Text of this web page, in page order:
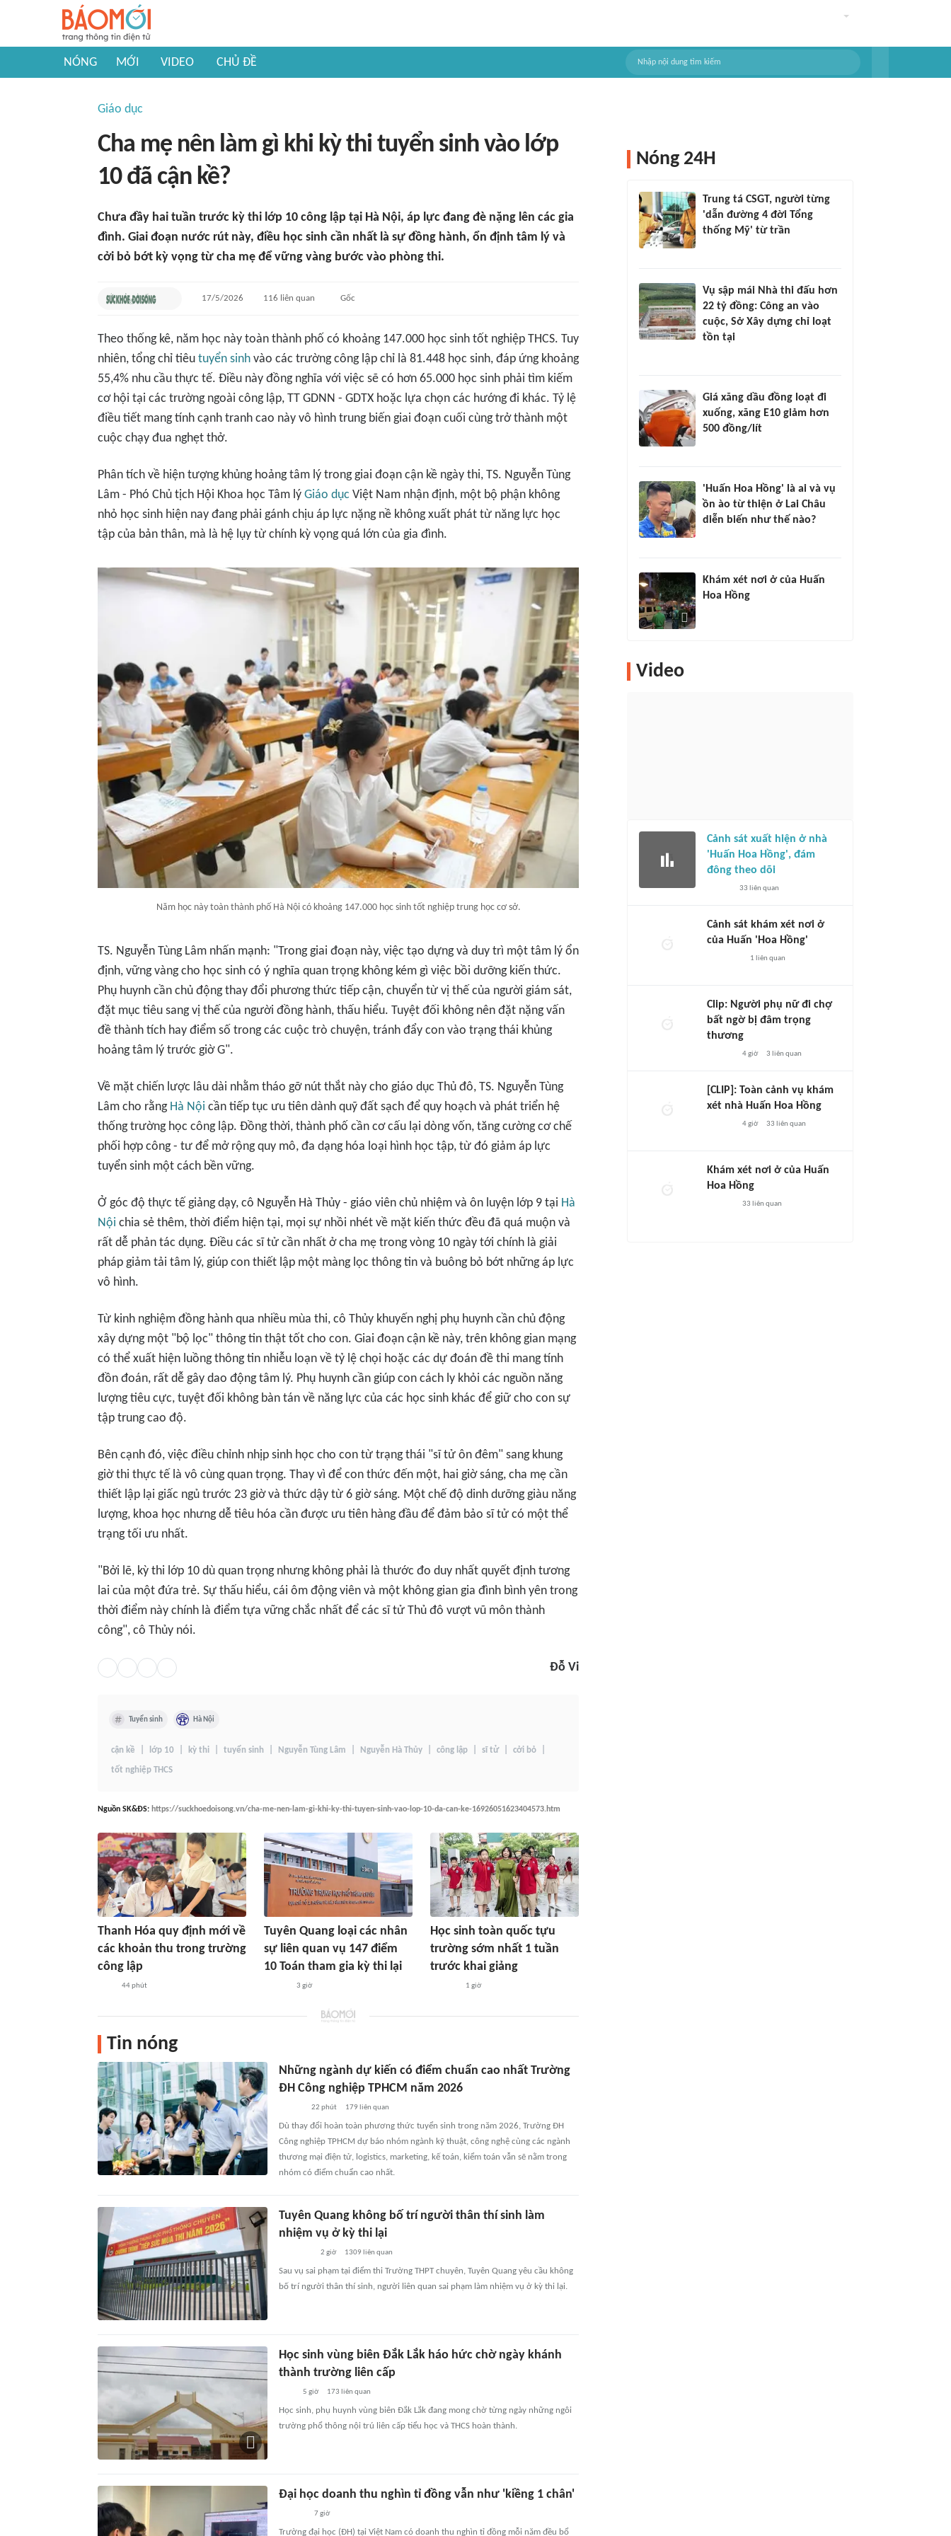
NÓNG MỚI VIDEO CHỦ ĐỀ
Giáo dục
Cha mẹ nên làm gì khi kỳ thi tuyển sinh vào lớp
10 đã cận kề?
Chưa đầy hai tuần trước kỳ thi lớp 10 công lập tại Hà Nội, áp lực đang đè nặng lên các gia
đình. Giai đoạn nước rút này, điều học sinh cần nhất là sự đồng hành, ổn định tâm lý và
cởi bỏ bớt kỳ vọng từ cha mẹ để vững vàng bước vào phòng thi.
17/5/2026 116 liên quan Gốc
Theo thống kê, năm học này toàn thành phố có khoảng 147.000 học sinh tốt nghiệp THCS. Tuy
nhiên, tổng chỉ tiêu tuyển sinh vào các trường công lập chỉ là 81.448 học sinh, đáp ứng khoảng
55,4% nhu cầu thực tế. Điều này đồng nghĩa với việc sẽ có hơn 65.000 học sinh phải tìm kiếm
cơ hội tại các trường ngoài công lập, TT GDNN - GDTX hoặc lựa chọn các hướng đi khác. Tỷ lệ
điều tiết mang tính cạnh tranh cao này vô hình trung biến giai đoạn cuối cùng trở thành một
cuộc chạy đua nghẹt thở.
Phân tích về hiện tượng khủng hoảng tâm lý trong giai đoạn cận kề ngày thi, TS. Nguyễn Tùng
Lâm - Phó Chủ tịch Hội Khoa học Tâm lý Giáo dục Việt Nam nhận định, một bộ phận không
nhỏ học sinh hiện nay đang phải gánh chịu áp lực nặng nề không xuất phát từ năng lực học
tập của bản thân, mà là hệ lụy từ chính kỳ vọng quá lớn của gia đình.
Năm học này toàn thành phố Hà Nội có khoảng 147.000 học sinh tốt nghiệp trung học cơ sở.
TS. Nguyễn Tùng Lâm nhấn mạnh: "Trong giai đoạn này, việc tạo dựng và duy trì một tâm lý ổn
định, vững vàng cho học sinh có ý nghĩa quan trọng không kém gì việc bồi dưỡng kiến thức.
Phụ huynh cần chủ động thay đổi phương thức tiếp cận, chuyển từ vị thế của người giám sát,
đặt mục tiêu sang vị thế của người đồng hành, thấu hiểu. Tuyệt đối không nên đặt nặng vấn
đề thành tích hay điểm số trong các cuộc trò chuyện, tránh đẩy con vào trạng thái khủng
hoảng tâm lý trước giờ G".
Về mặt chiến lược lâu dài nhằm tháo gỡ nút thắt này cho giáo dục Thủ đô, TS. Nguyễn Tùng
Lâm cho rằng Hà Nội cần tiếp tục ưu tiên dành quỹ đất sạch để quy hoạch và phát triển hệ
thống trường học công lập. Đồng thời, thành phố cần cơ cấu lại dòng vốn, tăng cường cơ chế
phối hợp công - tư để mở rộng quy mô, đa dạng hóa loại hình học tập, từ đó giảm áp lực
tuyển sinh một cách bền vững.
Ở góc độ thực tế giảng dạy, cô Nguyễn Hà Thủy - giáo viên chủ nhiệm và ôn luyện lớp 9 tại Hà
Nội chia sẻ thêm, thời điểm hiện tại, mọi sự nhồi nhét về mặt kiến thức đều đã quá muộn và
rất dễ phản tác dụng. Điều các sĩ tử cần nhất ở cha mẹ trong vòng 10 ngày tới chính là giải
pháp giảm tải tâm lý, giúp con thiết lập một màng lọc thông tin và buông bỏ bớt những áp lực
vô hình.
Từ kinh nghiệm đồng hành qua nhiều mùa thi, cô Thủy khuyến nghị phụ huynh cần chủ động
xây dựng một "bộ lọc" thông tin thật tốt cho con. Giai đoạn cận kề này, trên không gian mạng
có thể xuất hiện luồng thông tin nhiễu loạn về tỷ lệ chọi hoặc các dự đoán đề thi mang tính
đồn đoán, rất dễ gây dao động tâm lý. Phụ huynh cần giúp con cách ly khỏi các nguồn năng
lượng tiêu cực, tuyệt đối không bàn tán về năng lực của các học sinh khác để giữ cho con sự
tập trung cao độ.
Bên cạnh đó, việc điều chỉnh nhịp sinh học cho con từ trạng thái "sĩ tử ôn đêm" sang khung
giờ thi thực tế là vô cùng quan trọng. Thay vì để con thức đến một, hai giờ sáng, cha mẹ cần
thiết lập lại giấc ngủ trước 23 giờ và thức dậy từ 6 giờ sáng. Một chế độ dinh dưỡng giàu năng
lượng, khoa học nhưng dễ tiêu hóa cần được ưu tiên hàng đầu để đảm bảo sĩ tử có một thể
trạng tối ưu nhất.
"Bởi lẽ, kỳ thi lớp 10 dù quan trọng nhưng không phải là thước đo duy nhất quyết định tương
lai của một đứa trẻ. Sự thấu hiểu, cái ôm động viên và một không gian gia đình bình yên trong
thời điểm này chính là điểm tựa vững chắc nhất để các sĩ tử Thủ đô vượt vũ môn thành
công", cô Thủy nói.
Đỗ Vi
Tuyển sinh Hà Nội
cận kề lớp 10 kỳ thi tuyển sinh Nguyễn Tùng Lâm Nguyễn Hà Thủy công lập sĩ tử cởi bỏ
tốt nghiệp THCS
Nguồn SK&ĐS: https://suckhoedoisong.vn/cha-me-nen-lam-gi-khi-ky-thi-tuyen-sinh-vao-lop-10-da-can-ke-16926051623404573.htm
Thanh Hóa quy định mới về
các khoản thu trong trường
công lập
44 phút
Tuyên Quang loại các nhân
sự liên quan vụ 147 điểm
10 Toán tham gia kỳ thi lại
3 giờ
Học sinh toàn quốc tựu
trường sớm nhất 1 tuần
trước khai giảng
1 giờ
Tin nóng
Những ngành dự kiến có điểm chuẩn cao nhất Trường
ĐH Công nghiệp TPHCM năm 2026
22 phút 179 liên quan
Dù thay đổi hoàn toàn phương thức tuyển sinh trong năm 2026, Trường ĐH
Công nghiệp TPHCM dự báo nhóm ngành kỹ thuật, công nghệ cùng các ngành
thương mại điện tử, logistics, marketing, kế toán, kiểm toán vẫn sẽ nằm trong
nhóm có điểm chuẩn cao nhất.
Tuyên Quang không bố trí người thân thí sinh làm
nhiệm vụ ở kỳ thi lại
2 giờ 1309 liên quan
Sau vụ sai phạm tại điểm thi Trường THPT chuyên, Tuyên Quang yêu cầu không
bố trí người thân thí sinh, người liên quan sai phạm làm nhiệm vụ ở kỳ thi lại.
Học sinh vùng biên Đắk Lắk háo hức chờ ngày khánh
thành trường liên cấp
5 giờ 173 liên quan
Học sinh, phụ huynh vùng biên Đắk Lắk đang mong chờ từng ngày những ngôi
trường phổ thông nội trú liên cấp tiểu học và THCS hoàn thành.
Đại học doanh thu nghìn tỉ đồng vẫn như 'kiềng 1 chân'
7 giờ
Trường đại học (ĐH) tại Việt Nam có doanh thu nghìn tỉ đồng mỗi năm đều bổ
Nóng 24H
Trung tá CSGT, người từng
'dẫn đường 4 đời Tổng
thống Mỹ' từ trần
Vụ sập mái Nhà thi đấu hơn
22 tỷ đồng: Công an vào
cuộc, Sở Xây dựng chỉ loạt
tồn tại
Giá xăng dầu đồng loạt đi
xuống, xăng E10 giảm hơn
500 đồng/lít
'Huấn Hoa Hồng' là ai và vụ
ồn ào từ thiện ở Lai Châu
diễn biến như thế nào?
Khám xét nơi ở của Huấn
Hoa Hồng
Video
Cảnh sát xuất hiện ở nhà
'Huấn Hoa Hồng', đám
đông theo dõi
33 liên quan
Cảnh sát khám xét nơi ở
của Huấn 'Hoa Hồng'
1 liên quan
Clip: Người phụ nữ đi chợ
bất ngờ bị đâm trọng
thương
4 giờ 3 liên quan
[CLIP]: Toàn cảnh vụ khám
xét nhà Huấn Hoa Hồng
4 giờ 33 liên quan
Khám xét nơi ở của Huấn
Hoa Hồng
33 liên quan